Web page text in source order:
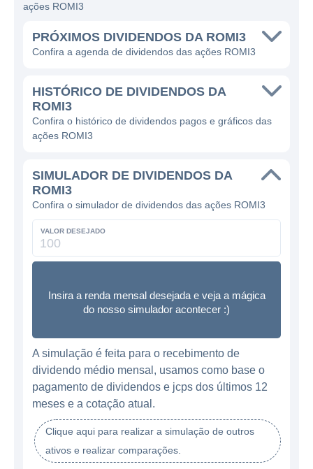
ações ROMI3
PRÓXIMOS DIVIDENDOS DA ROMI3
Confira a agenda de dividendos das ações ROMI3
HISTÓRICO DE DIVIDENDOS DA
ROMI3
Confira o histórico de dividendos pagos e gráficos das
ações ROMI3
SIMULADOR DE DIVIDENDOS DA
ROMI3
Confira o simulador de dividendos das ações ROMI3
VALOR DESEJADO
Insira a renda mensal desejada e veja a mágica
do nosso simulador acontecer :)
A simulação é feita para o recebimento de
dividendo médio mensal, usamos como base o
pagamento de dividendos e jcps dos últimos 12
meses e a cotação atual.
Clique aqui para realizar a simulação de outros
ativos e realizar comparações.